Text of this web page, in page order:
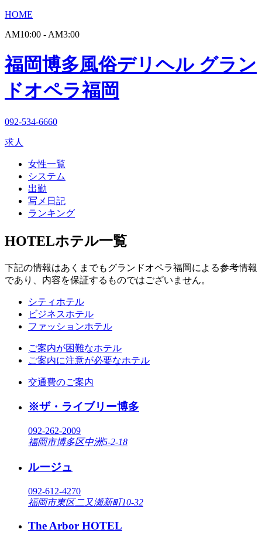
HOME
AM10:00 - AM3:00
福岡博多風俗デリヘル グラン
ドオペラ福岡
092-534-6660
求人
女性一覧
システム
出勤
写メ日記
ランキング
HOTELホテル一覧
下記の情報はあくまでもグランドオペラ福岡による参考情報
であり、内容を保証するものではございません。
シティホテル
ビジネスホテル
ファッションホテル
ご案内が困難なホテル
ご案内に注意が必要なホテル
交通費のご案内
※ザ・ライブリー博多
092-262-2009
福岡市博多区中洲5-2-18
ルージュ
092-612-4270
福岡市東区二又瀬新町10-32
The Arbor HOTEL